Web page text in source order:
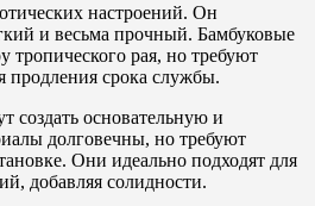
настроений. Он
и весьма прочный. Бамбуковые
тропического рая, но требуют
продления срока службы.
создать основательную и
долговечны, но требуют
Они идеально подходят для
добавляя солидности.